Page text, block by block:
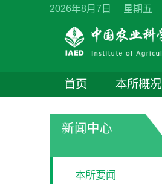
2026年8月7日 星期五
首页 本所概况
新闻中心
本所要闻